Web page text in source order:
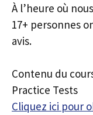
À l’heure où
17+ personnes
avis.
Contenu du
Practice Tests
Cliquez ici pour